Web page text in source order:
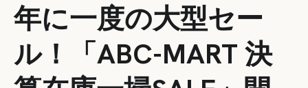
年に一度の大型セー
ル！「ABC-MART 決